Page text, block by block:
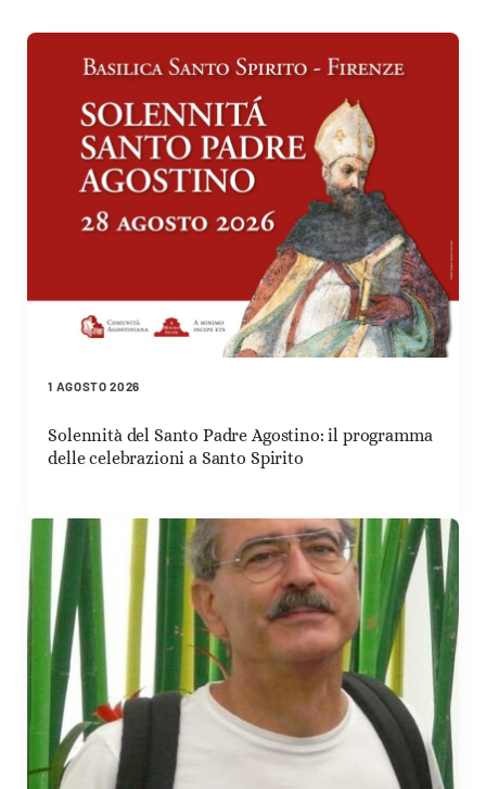
1 AGOSTO 2026
Solennità del Santo Padre Agostino: il programma
delle celebrazioni a Santo Spirito